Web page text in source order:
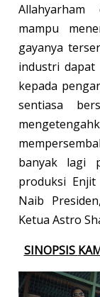
mampu
gayanya
industri
kepada
sentiasa
banyak lagi
produksi
Naib
Ketua Astro
SINOPSIS